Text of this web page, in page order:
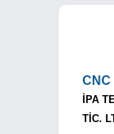
CNC
İPA
TİC.